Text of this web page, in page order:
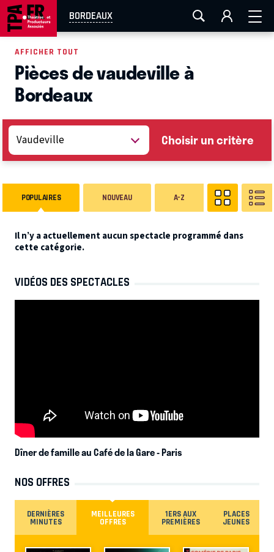
BORDEAUX
AIX-MARSEILLE AURAY LA ROCHELLE
EN TOURNÉE
AFFICHER TOUT
Pièces de vaudeville à
Bordeaux
Choisir un critère
POPULAIRES NOUVEAU A-Z
Il n’y a actuellement aucun spectacle programmé dans
cette catégorie.
VIDÉOS DES SPECTACLES
Dîner de famille au Café de la Gare- Paris
NOS OFFRES
DERNIÈRES
MINUTES
MEILLEURES
OFFRES
1ERS AUX
PREMIÈRES
PLACES
JEUNES